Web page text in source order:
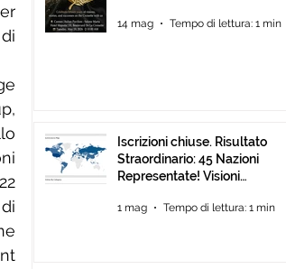
14 mag Tempo di lettura: 1 min
Iscrizioni chiuse. Risultato
Straordinario: 45 Nazioni
Representate! Visioni
al 30 Giugno
1 mag Tempo di lettura: 1 min